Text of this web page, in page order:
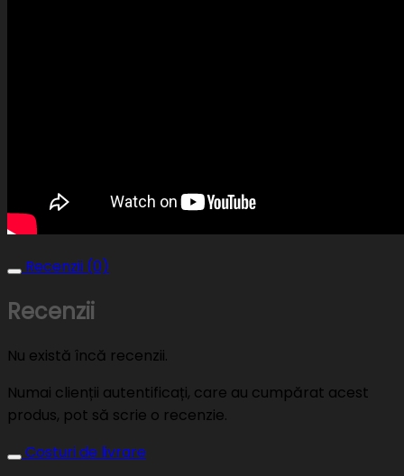
Recenzii (0)
Recenzii
Nu există încă recenzii.
Numai clienții autentificați, care au cumpărat acest
produs, pot să scrie o recenzie.
Costuri de livrare